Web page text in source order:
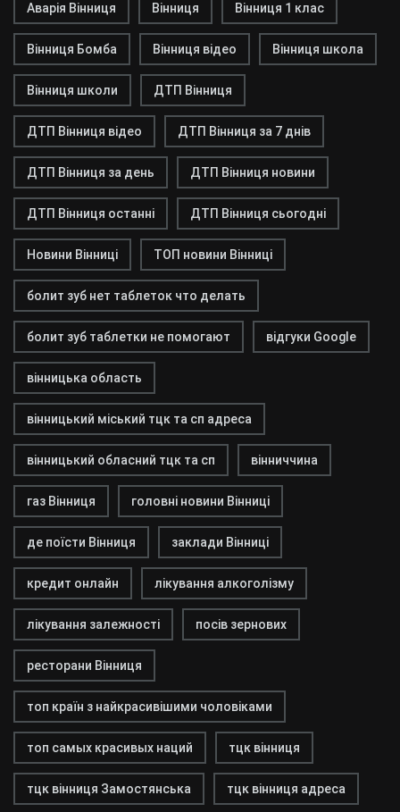
Аварія Вінниця Вінниця Вінниця 1 клас
Вінниця Бомба Вінниця відео Вінниця школа
Вінниця школи ДТП Вінниця
ДТП Вінниця відео ДТП Вінниця за 7 днів
ДТП Вінниця за день ДТП Вінниця новини
ДТП Вінниця останні ДТП Вінниця сьогодні
Новини Вінниці ТОП новини Вінниці
болит зуб нет таблеток что делать
болит зуб таблетки не помогают відгуки Google
вінницька область
вінницький міський тцк та сп адреса
вінницький обласний тцк та сп вінниччина
газ Вінниця головні новини Вінниці
де поїсти Вінниця заклади Вінниці
кредит онлайн лікування алкоголізму
лікування залежності посів зернових
ресторани Вінниця
топ країн з найкрасивішими чоловіками
топ самых красивых наций тцк вінниця
тцк вінниця Замостянська тцк вінниця адреса